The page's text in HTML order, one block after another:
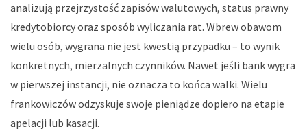
analizują przejrzystość zapisów walutowych, status prawny
kredytobiorcy oraz sposób wyliczania rat. Wbrew obawom
wielu osób, wygrana nie jest kwestią przypadku – to wynik
konkretnych, mierzalnych czynników. Nawet jeśli bank wygra
w pierwszej instancji, nie oznacza to końca walki. Wielu
frankowiczów odzyskuje swoje pieniądze dopiero na etapie
apelacji lub kasacji.